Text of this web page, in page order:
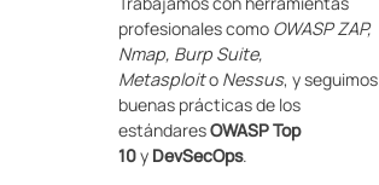
profesionales como OWASP ZAP,
Nmap, Burp Suite,
Metasploito Nessus, y seguimos
buenas prácticas de los
estándaresOWASP Top
10y DevSecOps.